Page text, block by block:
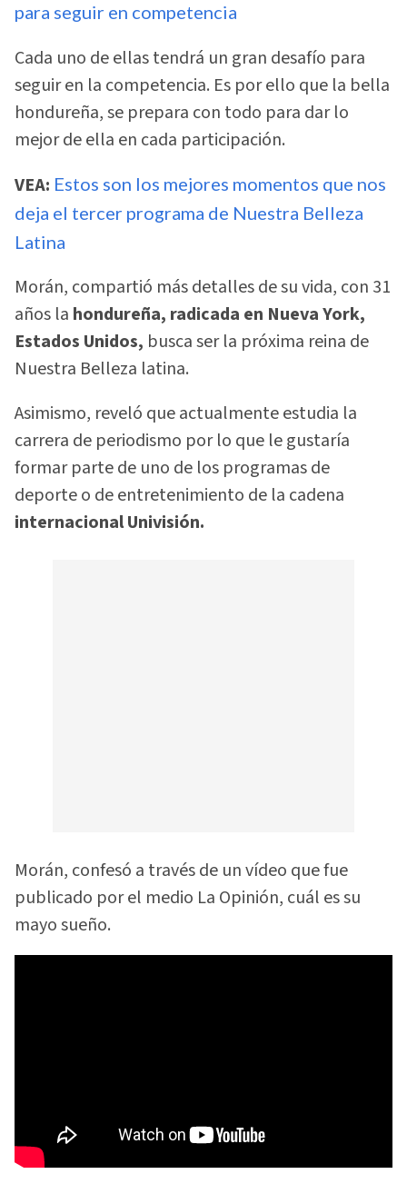
para seguir en competencia
Cada uno de ellas tendrá un gran desafío para
seguir en la competencia. Es por ello que la bella
hondureña, se prepara con todo para dar lo
mejor de ella en cada participación.
VEA: Estos son los mejores momentos que nos
deja el tercer programa de Nuestra Belleza
Latina
Morán, compartió más detalles de su vida, con 31
años la hondureña, radicada en Nueva York,
Estados Unidos, busca ser la próxima reina de
Nuestra Belleza latina.
Asimismo, reveló que actualmente estudia la
carrera de periodismo por lo que le gustaría
formar parte de uno de los programas de
deporte o de entretenimiento de la cadena
internacional Univisión.
Morán, confesó a través de un vídeo que fue
publicado por el medio La Opinión, cuál es su
mayo sueño.